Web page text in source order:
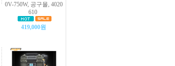
0V-750W, 공구몰, 4020
610
419,000원